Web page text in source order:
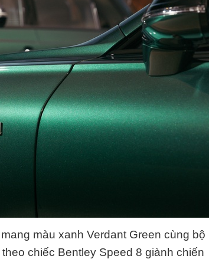
màu xanh Verdant Green cùng bộ
chiếc Bentley Speed 8 giành chiến